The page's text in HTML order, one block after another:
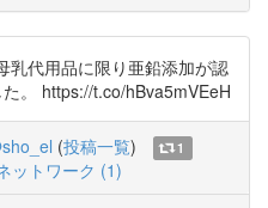
代用品に限り亜鉛添加が認
。 https://t.co/hBva5mVEeH
(投稿一覧)
1
ットワーク (1)